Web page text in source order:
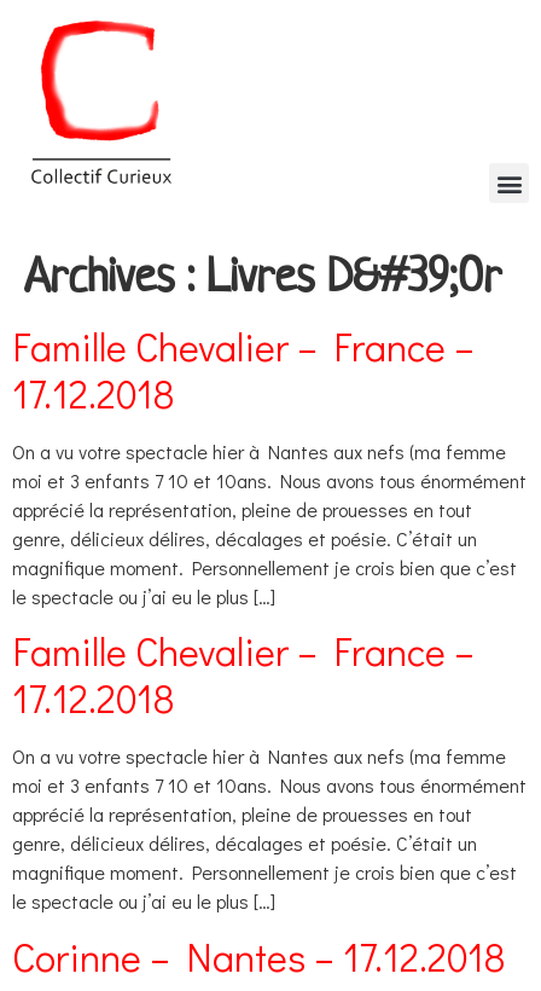
Archives : Livres D&#39;Or
Famille Chevalier – France –
17.12.2018
On a vu votre spectacle hier à Nantes aux nefs (ma femme
moi et 3 enfants 7 10 et 10ans. Nous avons tous énormément
apprécié la représentation, pleine de prouesses en tout
genre, délicieux délires, décalages et poésie. C’était un
magnifique moment. Personnellement je crois bien que c’est
le spectacle ou j’ai eu le plus […]
Famille Chevalier – France –
17.12.2018
On a vu votre spectacle hier à Nantes aux nefs (ma femme
moi et 3 enfants 7 10 et 10ans. Nous avons tous énormément
apprécié la représentation, pleine de prouesses en tout
genre, délicieux délires, décalages et poésie. C’était un
magnifique moment. Personnellement je crois bien que c’est
le spectacle ou j’ai eu le plus […]
Corinne – Nantes – 17.12.2018